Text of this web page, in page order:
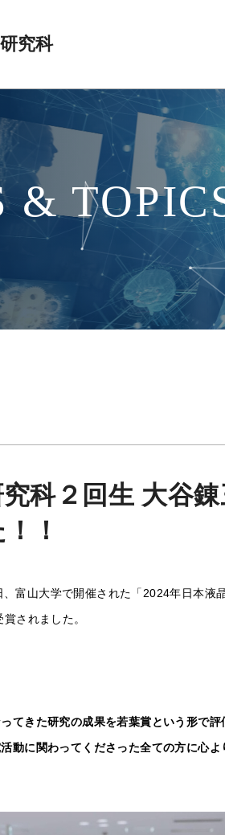
究科
&
科２回生 大谷
！
富山大学で開催された「2024年日本液
されました。
てきた研究の成果を若葉賞という形で
動に関わってくださった全ての方に心